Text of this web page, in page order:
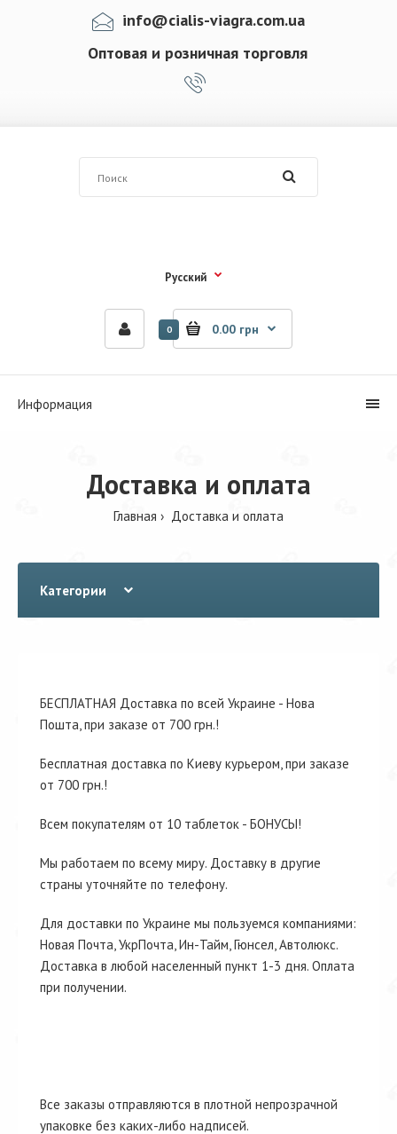
info@cialis-viagra.com.ua
Оптовая и розничная торговля
Русский
0 0.00 грн
Информация
Доставка и оплата
Главная Доставка и оплата
Категории
БЕСПЛАТНАЯ Доставка по всей Украине - Нова
Пошта, при заказе от 700 грн.!
Бесплатная доставка по Киеву курьером, при заказе
от 700 грн.!
Всем покупателям от 10 таблеток - БОНУСЫ!
Мы работаем по всему миру. Доставку в другие
страны уточняйте по телефону.
Для доставки по Украине мы пользуемся компаниями:
Новая Почта, УкрПочта, Ин-Тайм, Гюнсел, Автолюкс.
Доставка в любой населенный пункт 1-3 дня. Оплата
при получении.
Все заказы отправляются в плотной непрозрачной
упаковке без каких-либо надписей.